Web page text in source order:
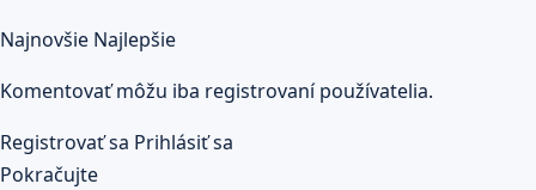
Najnovšie Najlepšie
Komentovať môžu iba registrovaní používatelia.
Registrovať sa Prihlásiť sa
Pokračujte